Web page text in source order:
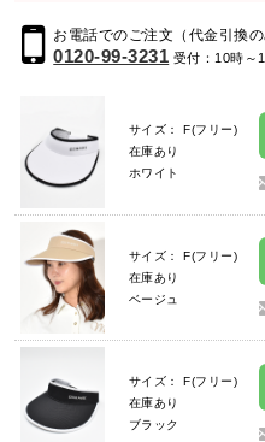
お電話でのご注文（代金引換の
0120-99-3231 受付：10時～
サイズ： F(フリー)
在庫あり
ホワイト
サイズ： F(フリー)
在庫あり
ベージュ
サイズ： F(フリー)
在庫あり
ブラック